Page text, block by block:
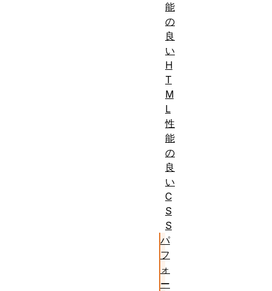
目
標:
能
の
良
い
H
T
M
L
性
能
の
良
い
C
S
S
パ
フ
ォ
ー